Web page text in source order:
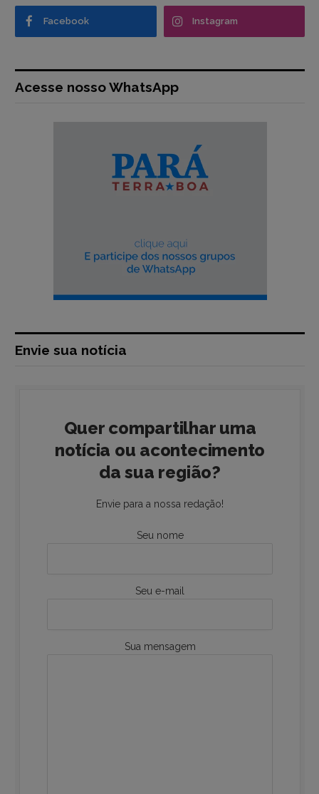
Facebook Instagram
Acesse nosso WhatsApp
Envie sua notícia
Quer compartilhar uma
notícia ou acontecimento
da sua região?
Envie para a nossa redação!
Seu nome
Seu e-mail
Sua mensagem